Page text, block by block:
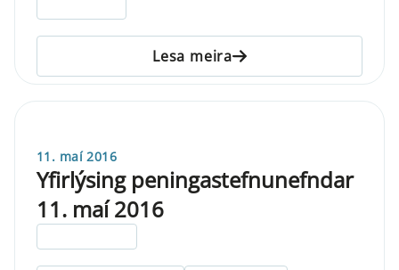
Lesa meira
11. maí 2016
Yfirlýsing peningastefnunefndar
11. maí 2016